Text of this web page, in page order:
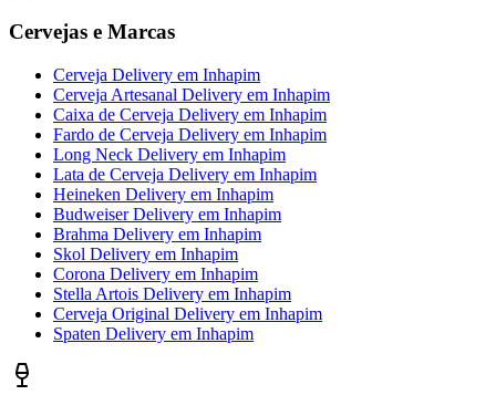
Cervejas e Marcas
Cerveja Delivery em Inhapim
Cerveja Artesanal Delivery em Inhapim
Caixa de Cerveja Delivery em Inhapim
Fardo de Cerveja Delivery em Inhapim
Long Neck Delivery em Inhapim
Lata de Cerveja Delivery em Inhapim
Heineken Delivery em Inhapim
Budweiser Delivery em Inhapim
Brahma Delivery em Inhapim
Skol Delivery em Inhapim
Corona Delivery em Inhapim
Stella Artois Delivery em Inhapim
Cerveja Original Delivery em Inhapim
Spaten Delivery em Inhapim